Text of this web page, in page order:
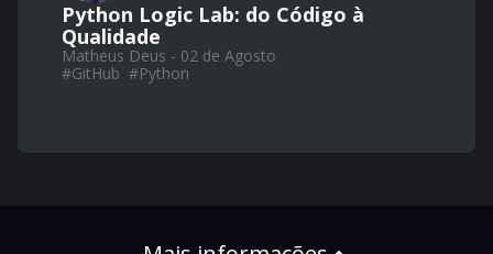
Python Logic Lab: do Código à
Qualidade
Matheus Deus - 02 de Agosto
#GitHub #Python